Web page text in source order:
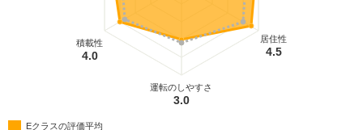
居住性
4.5
運転のしやすさ
3.0
積載性
4.0
Eクラスの評価平均